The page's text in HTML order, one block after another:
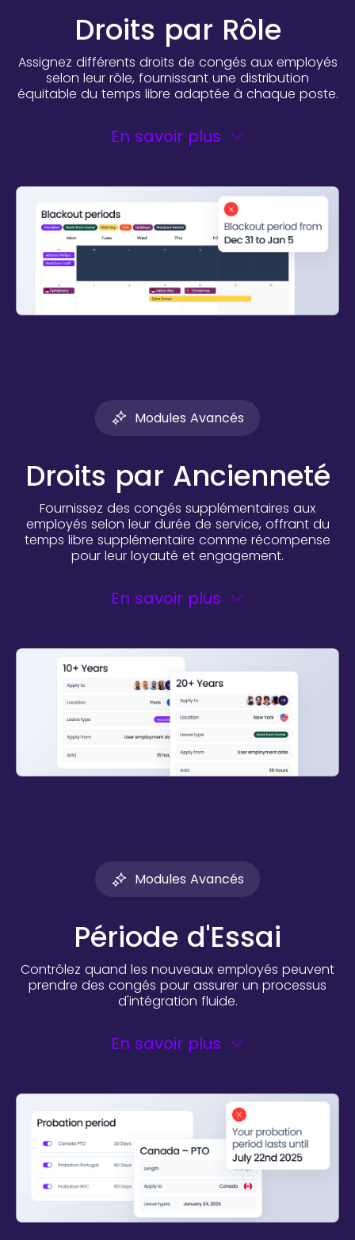
Droits par Rôle
Assignez différents droits de congés aux employés
selon leur rôle, fournissant une distribution
équitable du temps libre adaptée à chaque poste.
En savoir plus
Modules Avancés
Droits par Ancienneté
Fournissez des congés supplémentaires aux
employés selon leur durée de service, offrant du
temps libre supplémentaire comme récompense
pour leur loyauté et engagement.
En savoir plus
Modules Avancés
Période d'Essai
Contrôlez quand les nouveaux employés peuvent
prendre des congés pour assurer un processus
d'intégration fluide.
En savoir plus